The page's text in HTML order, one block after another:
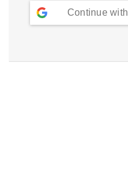
Continue with